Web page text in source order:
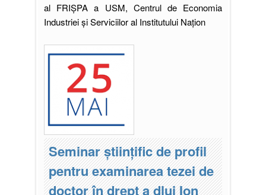
al FRIȘPA a USM, Centrul de Economia
Industriei și Serviciilor al Institutului Națion
Seminar științific de profil
pentru examinarea tezei de
doctor în drept a dlui Ion